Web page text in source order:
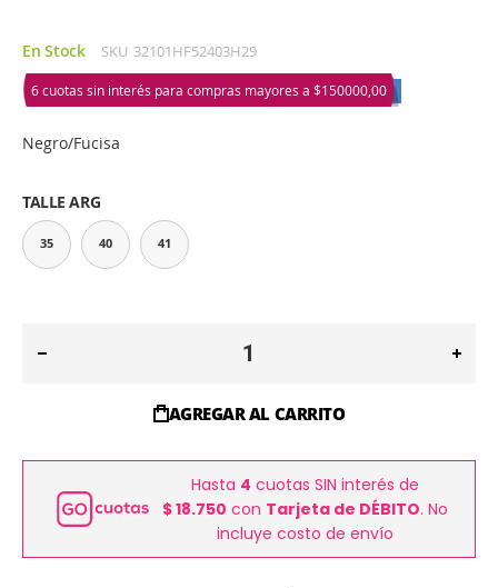
En Stock SKU 32101HF52403H29
6 cuotas sin interés para compras mayores a $150000,00
Negro/Fucisa
TALLE ARG
35 40 41
AGREGAR AL CARRITO
Hasta 4 cuotas SIN interés de
$ 18.750 con Tarjeta de DÉBITO. No
incluye costo de envío